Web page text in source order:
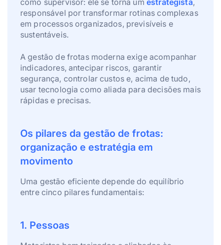
como supervisor: ele se torna um estrategista,
responsável por transformar rotinas complexas
em processos organizados, previsíveis e
sustentáveis.
A gestão de frotas moderna exige acompanhar
indicadores, antecipar riscos, garantir
segurança, controlar custos e, acima de tudo,
usar tecnologia como aliada para decisões mais
rápidas e precisas.
Os pilares da gestão de frotas:
organização e estratégia em
movimento
Uma gestão eficiente depende do equilíbrio
entre cinco pilares fundamentais:
1. Pessoas